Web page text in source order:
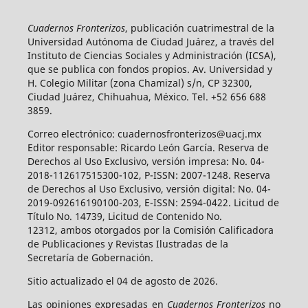
Cuadernos Fronterizos, publicación cuatrimestral de la
Universidad Autónoma de Ciudad Juárez, a través del
Instituto de Ciencias Sociales y Administración (ICSA),
que se publica con fondos propios. Av. Universidad y
H. Colegio Militar (zona Chamizal) s/n, CP 32300,
Ciudad Juárez, Chihuahua, México. Tel. +52 656 688
3859.
Correo electrónico: cuadernosfronterizos@uacj.mx
Editor responsable: Ricardo León García. Reserva de
Derechos al Uso Exclusivo, versión impresa: No. 04-
2018-112617515300-102, P-ISSN: 2007-1248. Reserva
de Derechos al Uso Exclusivo, versión digital: No. 04-
2019-092616190100-203, E-ISSN: 2594-0422. Licitud de
Título No. 14739, Licitud de Contenido No.
12312, ambos otorgados por la Comisión Calificadora
de Publicaciones y Revistas Ilustradas de la
Secretaría de Gobernación.
Sitio actualizado el 04 de agosto de 2026.
Las opiniones expresadas en Cuadernos Fronterizosno